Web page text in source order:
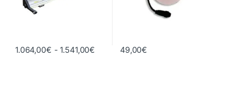
1.064,00€ - 1.541,00€ Rango de precios: desde
Este producto tiene múltiples variantes. Las opciones se
49,00€